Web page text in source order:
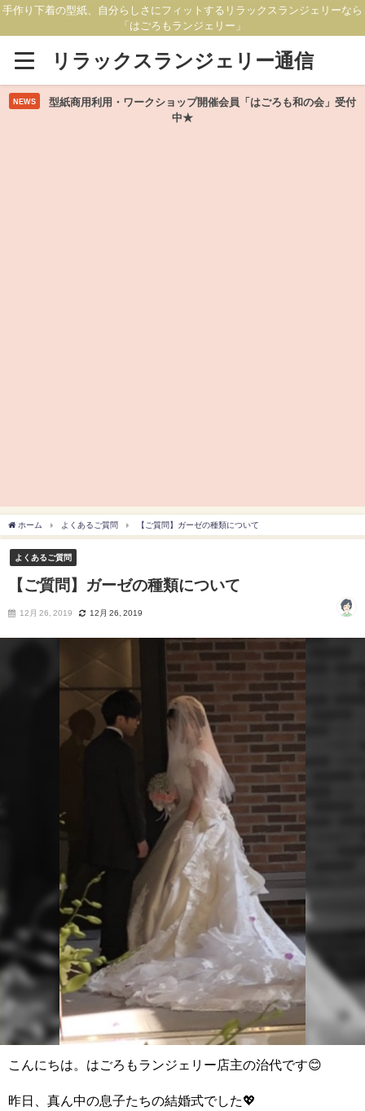
手作り下着の型紙、自分らしさにフィットするリラックスランジェリーなら
「はごろもランジェリー」
リラックスランジェリー通信
NEWS
型紙商用利用・ワークショップ開催会員「はごろも和の会」受付
中★
ホーム よくあるご質問 【ご質問】ガーゼの種類について
よくあるご質問
【ご質問】ガーゼの種類について
12月 26, 2019 12月 26, 2019
こんにちは。はごろもランジェリー店主の治代です😊
昨日、真ん中の息子たちの結婚式でした💖